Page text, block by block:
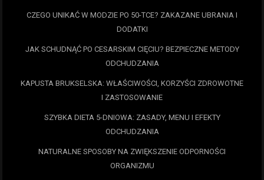
CZEGO UNIKAĆ W MODZIE PO 50-TCE? ZAKAZANE UBRANIA I
DODATKI
JAK SCHUDNĄĆ PO CESARSKIM CIĘCIU? BEZPIECZNE METODY
ODCHUDZANIA
KAPUSTA BRUKSELSKA: WŁAŚCIWOŚCI, KORZYŚCI ZDROWOTNE
I ZASTOSOWANIE
SZYBKA DIETA 5-DNIOWA: ZASADY, MENU I EFEKTY
ODCHUDZANIA
NATURALNE SPOSOBY NA ZWIĘKSZENIE ODPORNOŚCI
ORGANIZMU